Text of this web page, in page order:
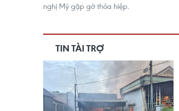
nghị Mỹ gặp gỡ thỏa hiệp.